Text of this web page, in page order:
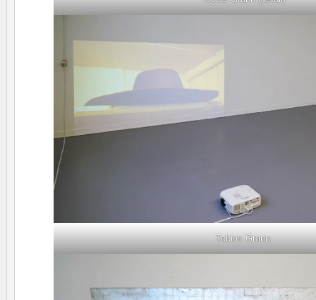
Tobias Grann